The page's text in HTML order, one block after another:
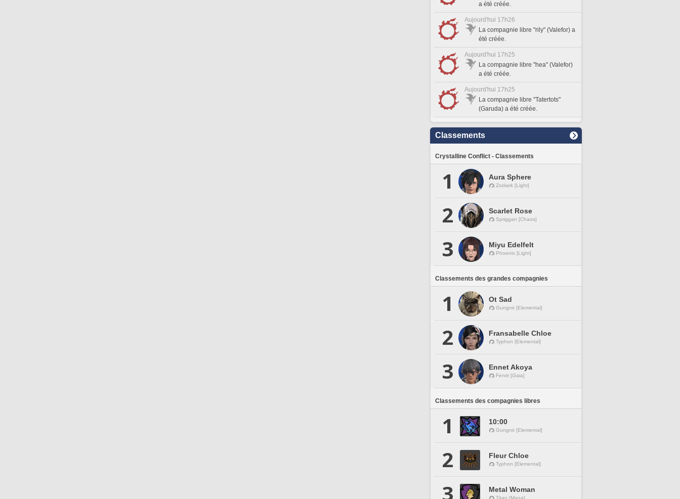
a été créée.
Aujourd'hui 17h26
La compagnie libre "rily" (Valefor) a
été créée.
Aujourd'hui 17h25
La compagnie libre "hea" (Valefor)
a été créée.
Aujourd'hui 17h25
La compagnie libre "Tatertots"
(Garuda) a été créée.
Classements
Crystalline Conflict - Classements
1 Aura Sphere
Zodiark [Light]
2 Scarlet Rose
Spriggan [Chaos]
3 Miyu Edelfelt
Phoenix [Light]
Classements des grandes compagnies
1 Ot Sad
Gungnir [Elemental]
2 Fransabelle Chloe
Typhon [Elemental]
3 Ennet Akoya
Fenrir [Gaia]
Classements des compagnies libres
1 10:00
Gungnir [Elemental]
2 Fleur Chloe
Typhon [Elemental]
3 Metal Woman
Titan [Mana]